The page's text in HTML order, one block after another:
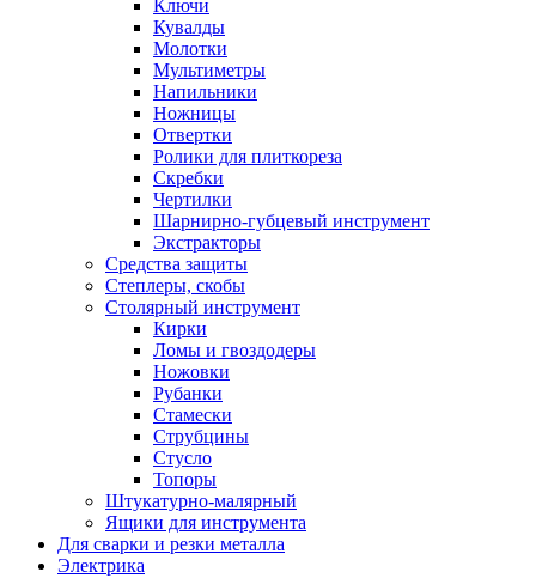
Ключи
Кувалды
Молотки
Мультиметры
Напильники
Ножницы
Отвертки
Ролики для плиткореза
Скребки
Чертилки
Шарнирно-губцевый инструмент
Экстракторы
Средства защиты
Степлеры, скобы
Столярный инструмент
Кирки
Ломы и гвоздодеры
Ножовки
Рубанки
Стамески
Струбцины
Стусло
Топоры
Штукатурно-малярный
Ящики для инструмента
Для сварки и резки металла
Электрика